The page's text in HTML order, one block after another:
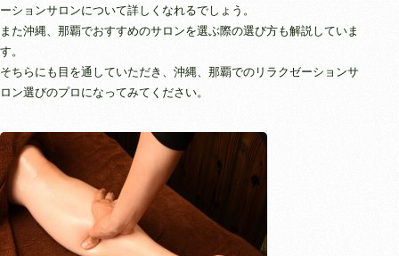
ーションサロンについて詳しくなれるでしょう。
また沖縄、那覇でおすすめのサロンを選ぶ際の選び方も解説していま
す。
そちらにも目を通していただき、沖縄、那覇でのリラクゼーションサ
ロン選びのプロになってみてください。